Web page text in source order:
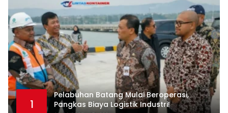
1
Pelabuhan Batang Mulai Beroperasi,
Pangkas Biaya Logistik Industri!